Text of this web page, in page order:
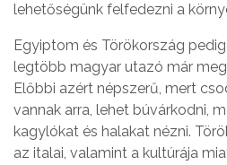
lehetőségünk felfedezni a
Egyiptom és Törökország
legtöbb magyar utazó már
Előbbi azért népszerű, mert
vannak arra, lehet búvárkodni,
kagylókat és halakat nézni.
az italai, valamint a kultúrája